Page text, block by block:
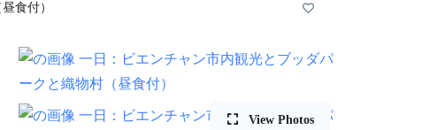
食付）
View Photos